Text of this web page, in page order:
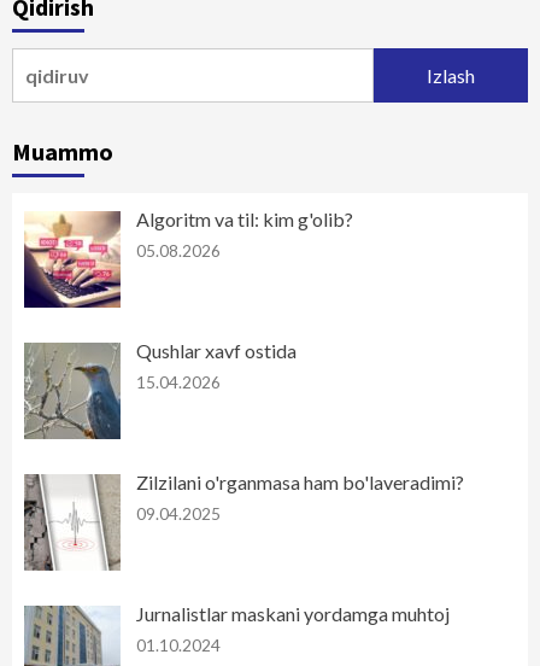
Qidirish
Muammo
Algoritm va til: kim g'olib?
05.08.2026
Qushlar xavf ostida
15.04.2026
Zilzilani o'rganmasa ham bo'laveradimi?
09.04.2025
Jurnalistlar maskani yordamga muhtoj
01.10.2024